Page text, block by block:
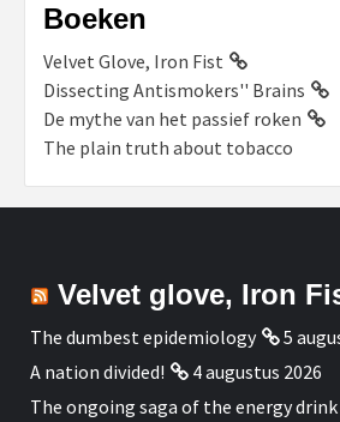
Boeken
Velvet Glove, Iron Fist
Dissecting Antismokers'' Brains
De mythe van het passief roken
The plain truth about tobacco
Velvet glove, Iron
The dumbest epidemiology
5
A nation divided!
4 augustus 2026
The ongoing saga of the energy drink